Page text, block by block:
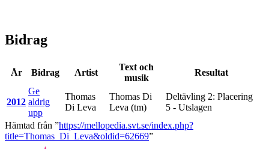
Bidrag
År Bidrag Artist
Text och
musik
Resultat
2012
Ge
aldrig
upp
Thomas
Di Leva
Thomas Di
Leva (tm)
Deltävling 2: Placering
5 - Utslagen
Hämtad från ”https://mellopedia.svt.se/index.php?
title=Thomas_Di_Leva&oldid=62669”